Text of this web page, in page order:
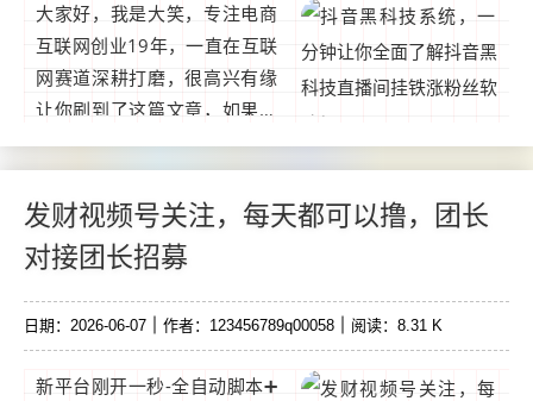
大家好，我是大笑，专注电商
互联网创业19年，一直在互联
网赛道深耕打磨，很高兴有缘
让你刷到了这篇文章，如果你
想通过互联网赚钱，却很迷
茫，没有靠谱项目，不知道如
何下手，那么请你关注我，我
会不定时分享靠谱副业。...
发财视频号关注，每天都可以撸，团长
对接团长招募
日期：2026-06-07 作者：123456789q00058 阅读：8.31 K
新平台刚开一秒-全自动脚本➕